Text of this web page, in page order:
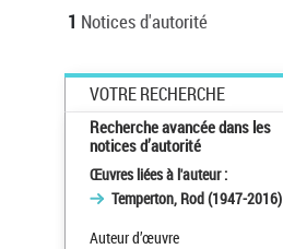
1 Notices d'autorité
VOTRE RECHERCHE
Recherche avancée dans les
notices d’autorité
Œuvres liées à l'auteur :
Temperton, Rod (1947-2016)
Auteur d’œuvre